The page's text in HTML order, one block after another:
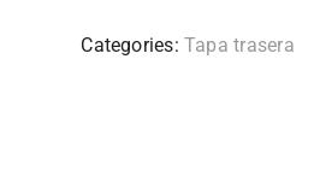
Categories:Tapa trasera